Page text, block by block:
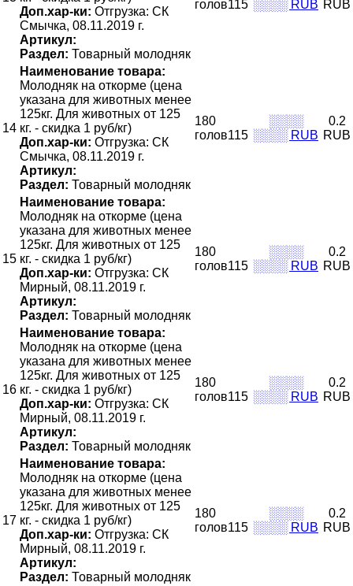
Доп.хар-ки: Отгрузка: СК
Смычка, 08.11.2019 г.
Артикул:
Раздел: Товарный молодняк
голов115 ░░░░ RUB RUB
14
Наименование товара:
Молодняк на откорме (цена
указана для животных менее
125кг. Для животных от 125
кг. - скидка 1 руб/кг)
Доп.хар-ки: Отгрузка: СК
Смычка, 08.11.2019 г.
Артикул:
Раздел: Товарный молодняк
180
голов115
░░░░
░░░░ RUB
0.2
RUB
15
Наименование товара:
Молодняк на откорме (цена
указана для животных менее
125кг. Для животных от 125
кг. - скидка 1 руб/кг)
Доп.хар-ки: Отгрузка: СК
Мирный, 08.11.2019 г.
Артикул:
Раздел: Товарный молодняк
180
голов115
░░░░
░░░░ RUB
0.2
RUB
16
Наименование товара:
Молодняк на откорме (цена
указана для животных менее
125кг. Для животных от 125
кг. - скидка 1 руб/кг)
Доп.хар-ки: Отгрузка: СК
Мирный, 08.11.2019 г.
Артикул:
Раздел: Товарный молодняк
180
голов115
░░░░
░░░░ RUB
0.2
RUB
17
Наименование товара:
Молодняк на откорме (цена
указана для животных менее
125кг. Для животных от 125
кг. - скидка 1 руб/кг)
Доп.хар-ки: Отгрузка: СК
Мирный, 08.11.2019 г.
Артикул:
Раздел: Товарный молодняк
180
голов115
░░░░
░░░░ RUB
0.2
RUB